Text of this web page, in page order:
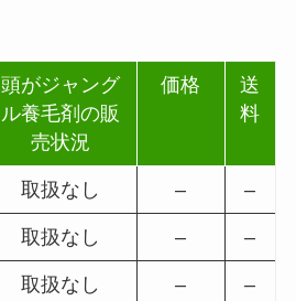
頭がジャング
ル養毛剤の販
売状況
価格
送
料
取扱なし – –
取扱なし – –
取扱なし – –